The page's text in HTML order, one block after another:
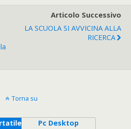
Articolo Successivo
LA SCUOLA SI AVVICINA ALLA
RICERCA
Torna su
Pc Desktop